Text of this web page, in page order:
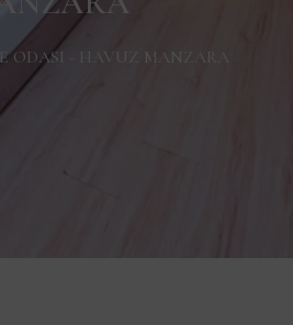
ODASI - HAVUZ MANZARA